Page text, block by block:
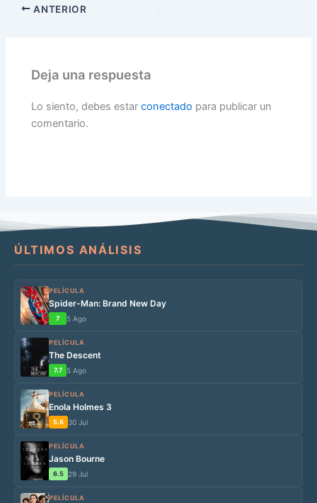
ANTERIOR
Deja una respuesta
Lo siento, debes estarconectado para publicar un
comentario.
ÚLTIMOS ANÁLISIS
PELÍCULA
Spider-Man: Brand New Day
7 5 Ago
PELÍCULA
The Descent
7.7 5 Ago
PELÍCULA
Enola Holmes 3
5.6 30 Jul
PELÍCULA
Jason Bourne
6.5 29 Jul
PELÍCULA